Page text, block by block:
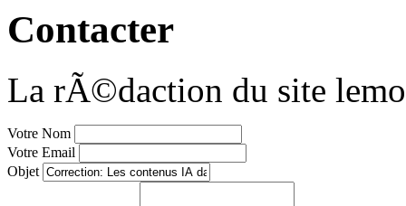
Contacter
La rÃ©daction du site
Votre Nom
Votre Email
Objet